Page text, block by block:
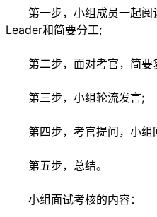
第一步，小组成员一起阅
Leader和简要分工;
第二步，面对考官，简要
第三步，小组轮流发言;
第四步，考官提问，小组
第五步，总结。
小组面试考核的内容：